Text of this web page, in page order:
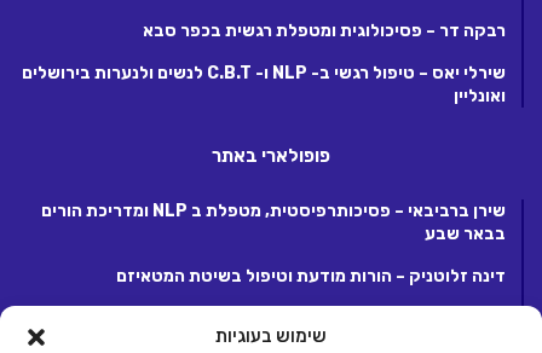
שימוש בעוגיות
רבקה דר – פסיכולוגית ומטפלת רגשית בכפר סבא
שירלי יאס – טיפול רגשי ב- NLP ו- C.B.T לנשים ולנערות בירושלים
ואונליין
פופולארי באתר
שירן ברביבאי – פסיכותרפיסטית, מטפלת ב NLP ומדריכת הורים
בבאר שבע
דינה זלוטניק – הורות מודעת וטיפול בשיטת המטאיזם